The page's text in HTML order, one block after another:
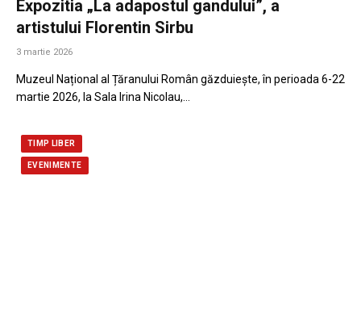
Expozitia „La adapostul gandului”, a
artistului Florentin Sirbu
3 martie 2026
Muzeul Național al Țăranului Român găzduiește, în perioada 6-22
martie 2026, la Sala Irina Nicolau,…
TIMP LIBER
EVENIMENTE